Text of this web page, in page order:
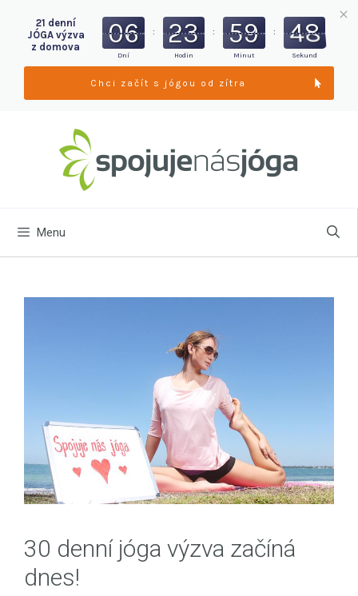
Menu
30 denní jóga výzva začíná
dnes!
21 denní
JÓGA výzva
z domova
06
Dní
: 23
Hodin
: 59
Minut
: 47
Sekund
Chci začít s jógou od zítra